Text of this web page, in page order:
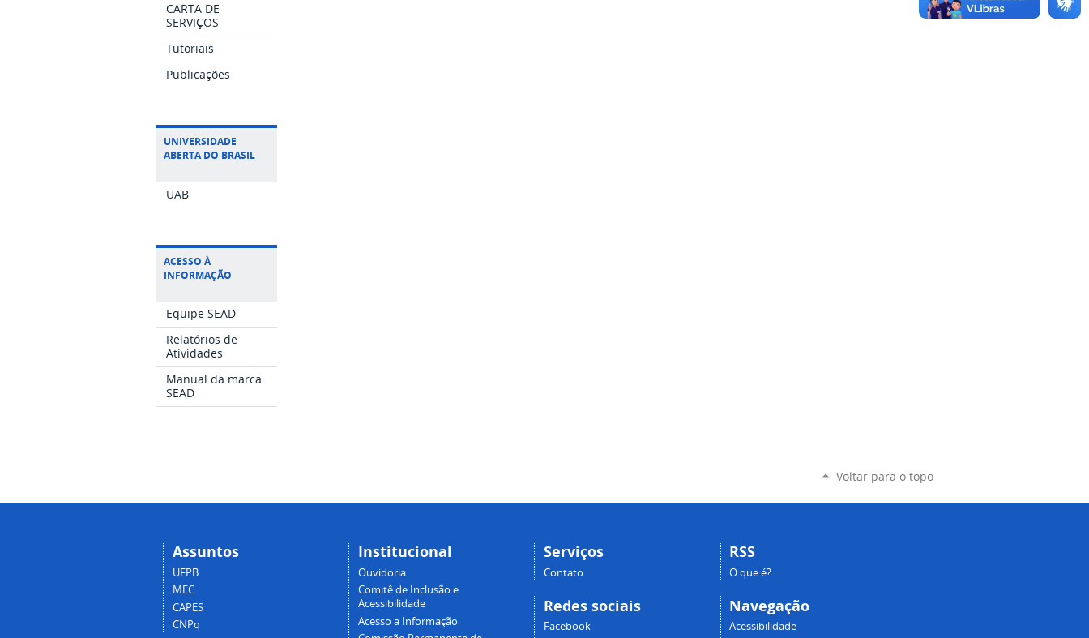
CARTA DE
SERVIÇOS
Tutoriais
Publicações
UNIVERSIDADE
ABERTA DO BRASIL
UAB
ACESSO À
INFORMAÇÃO
Equipe SEAD
Relatórios de
Atividades
Manual da marca
SEAD
Voltar para o topo
Assuntos
UFPB
MEC
CAPES
CNPq
Institucional
Ouvidoria
Comitê de Inclusão e
Acessibilidade
Acesso a Informação
Serviços
Contato
Redes sociais
Facebook
RSS
O que é?
Navegação
Acessibilidade